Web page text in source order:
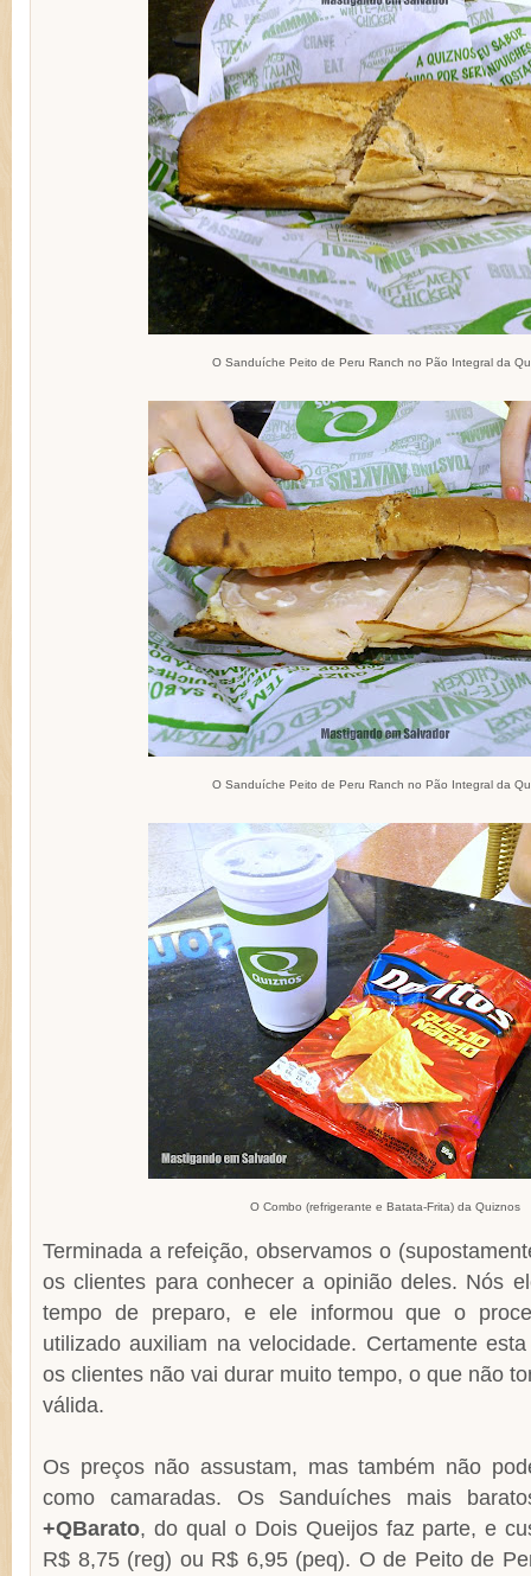
O Sanduíche Peito de Peru Ranch no Pão Integral da
O Sanduíche Peito de Peru Ranch no Pão Integral da
O Combo (refrigerante e Batata-Frita) da Quiznos
Terminada a refeição, observamos o
os clientes para conhecer a opinião deles. Nós
tempo de preparo, e ele informou que o
utilizado auxiliam na velocidade. Certamente
os clientes não vai durar muito tempo, o que não
válida.
Os preços não assustam, mas também não
como camaradas. Os Sanduíches mais
+QBarato, do qual o Dois Queijos faz parte, e
R$ 8,75 (reg) ou R$ 6,95 (peq). O de Peito de